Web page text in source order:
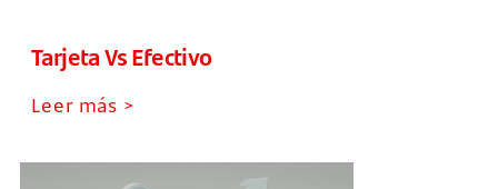
Tarjeta Vs Efectivo
Leer más >